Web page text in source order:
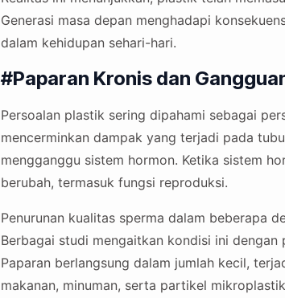
Generasi masa depan menghadapi
dalam kehidupan sehari-hari.
#Paparan Kronis dan
Persoalan plastik sering dipahami sebagai
mencerminkan dampak yang terjadi pada
mengganggu sistem hormon. Ketika sistem
berubah, termasuk fungsi reproduksi.
Penurunan kualitas sperma dalam beberapa
Berbagai studi mengaitkan kondisi ini
Paparan berlangsung dalam jumlah kecil,
makanan, minuman, serta partikel